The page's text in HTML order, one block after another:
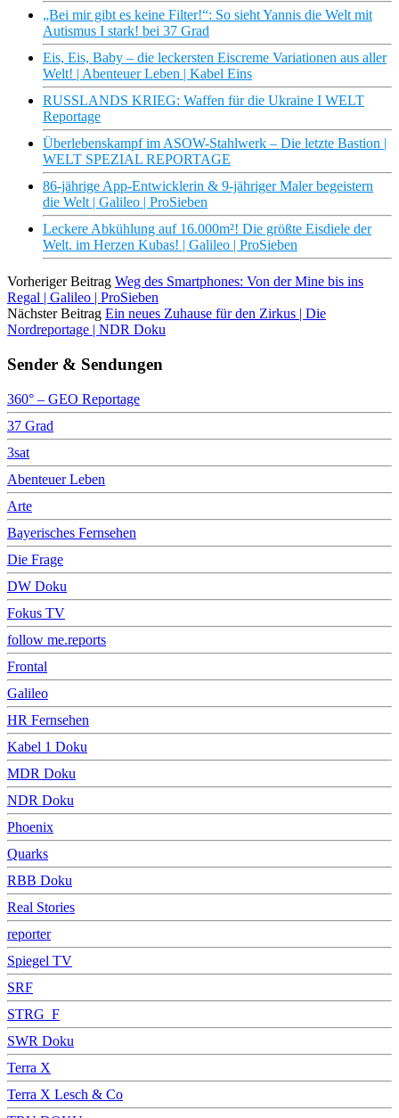
„Bei mir gibt es keine Filter!“: So sieht Yannis die Welt mit
Autismus I stark! bei 37 Grad
Eis, Eis, Baby – die leckersten Eiscreme Variationen aus aller
Welt! | Abenteuer Leben | Kabel Eins
RUSSLANDS KRIEG: Waffen für die Ukraine I WELT
Reportage
Überlebenskampf im ASOW-Stahlwerk – Die letzte Bastion |
WELT SPEZIAL REPORTAGE
86-jährige App-Entwicklerin & 9-jähriger Maler begeistern
die Welt | Galileo | ProSieben
Leckere Abkühlung auf 16.000m²! Die größte Eisdiele der
Welt. im Herzen Kubas! | Galileo | ProSieben
Vorheriger Beitrag Weg des Smartphones: Von der Mine bis ins
Regal | Galileo | ProSieben
Nächster Beitrag Ein neues Zuhause für den Zirkus | Die
Nordreportage | NDR Doku
Sender & Sendungen
360° – GEO Reportage
37 Grad
3sat
Abenteuer Leben
Arte
Bayerisches Fernsehen
Die Frage
DW Doku
Fokus TV
follow me.reports
Frontal
Galileo
HR Fernsehen
Kabel 1 Doku
MDR Doku
NDR Doku
Phoenix
Quarks
RBB Doku
Real Stories
reporter
Spiegel TV
SRF
STRG_F
SWR Doku
Terra X
Terra X Lesch & Co